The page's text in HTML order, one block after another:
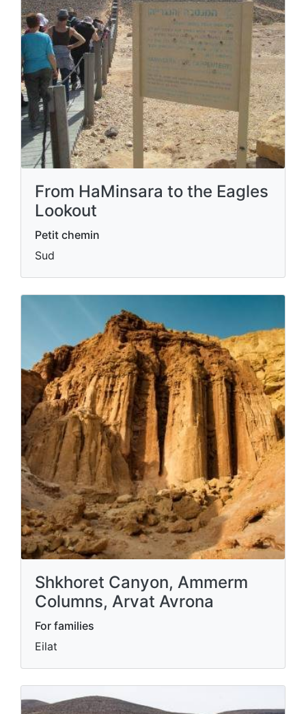
From HaMinsara to the Eagles
Lookout
Petit chemin
Sud
Shkhoret Canyon, Ammerm
Columns, Arvat Avrona
For families
Eilat